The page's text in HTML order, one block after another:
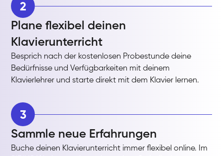
2
Plane flexibel deinen
Klavierunterricht
Besprich nach der kostenlosen Probestunde deine
Bedürfnisse und Verfügbarkeiten mit deinem
Klavierlehrer und starte direkt mit dem Klavier lernen.
3
Sammle neue Erfahrungen
Buche deinen Klavierunterricht immer flexibel online. Im